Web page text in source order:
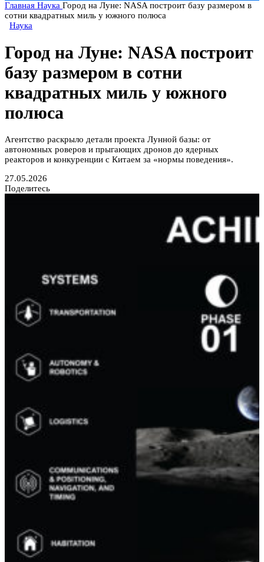
Главная Наука Город на Луне: NASA построит базу размером в
сотни квадратных миль у южного полюса
Наука
Город на Луне: NASA построит
базу размером в сотни
квадратных миль у южного
полюса
Агентство раскрыло детали проекта Лунной базы: от
автономных роверов и прыгающих дронов до ядерных
реакторов и конкуренции с Китаем за «нормы поведения».
27.05.2026
Поделитесь